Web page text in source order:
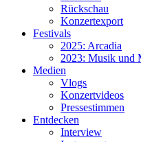
Rückschau
Konzertexport
Festivals
2025: Arcadia
2023: Musik und
Medien
Vlogs
Konzertvideos
Pressestimmen
Entdecken
Interview